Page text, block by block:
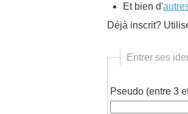
Et bien d'
Déjà inscrit?
Entrer ses
Pseudo (entre 3